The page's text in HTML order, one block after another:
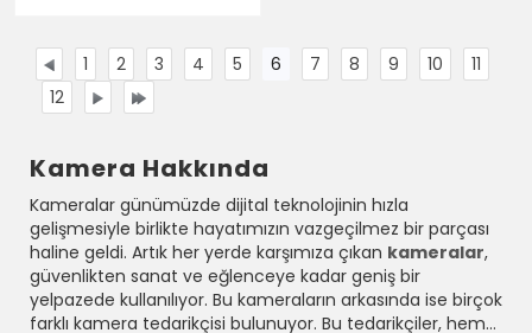
1 2 3 4 5 6 7 8 9 10
11
12
Kamera Hakkında
Kameralar günümüzde dijital teknolojinin hızla
gelişmesiyle birlikte hayatımızın vazgeçilmez bir parçası
haline geldi. Artık her yerde karşımıza çıkan kameralar,
güvenlikten sanat ve eğlenceye kadar geniş bir
yelpazede kullanılıyor. Bu kameraların arkasında ise birçok
farklı kamera tedarikçisi bulunuyor. Bu tedarikçiler, hem